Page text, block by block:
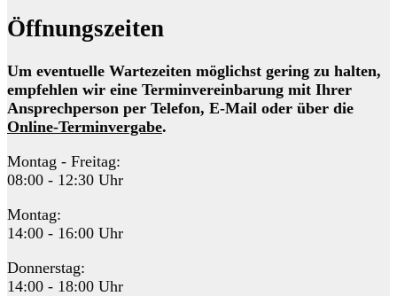
Öffnungszeiten
Um eventuelle Wartezeiten möglichst gering zu halten,
empfehlen wir eine Terminvereinbarung mit Ihrer
Ansprechperson per Telefon, E-Mail oder über die
Online-Terminvergabe.
Montag - Freitag:
08:00 - 12:30 Uhr
Montag:
14:00 - 16:00 Uhr
Donnerstag:
14:00 - 18:00 Uhr